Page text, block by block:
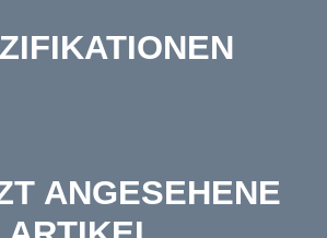
ANGESEHENE